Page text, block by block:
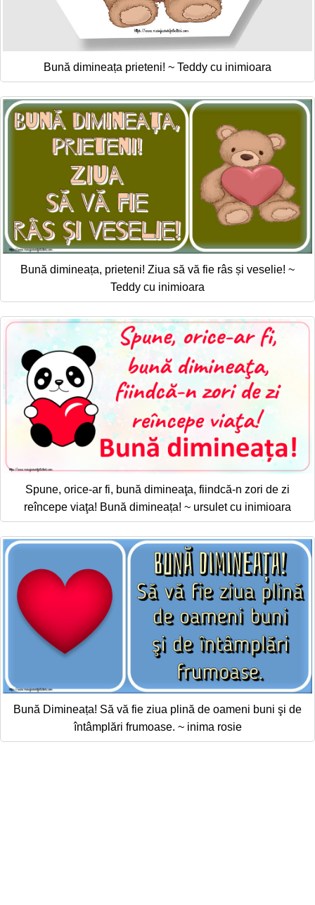
Bună dimineața prieteni! ~ Teddy cu inimioara
Bună dimineața, prieteni! Ziua să vă fie râs și veselie! ~
Teddy cu inimioara
Spune, orice-ar fi, bună dimineaţa, fiindcă-n zori de zi
reîncepe viaţa! Bună dimineața! ~ ursulet cu inimioara
Bună Dimineața! Să vă fie ziua plină de oameni buni şi de
întâmplări frumoase. ~ inima rosie